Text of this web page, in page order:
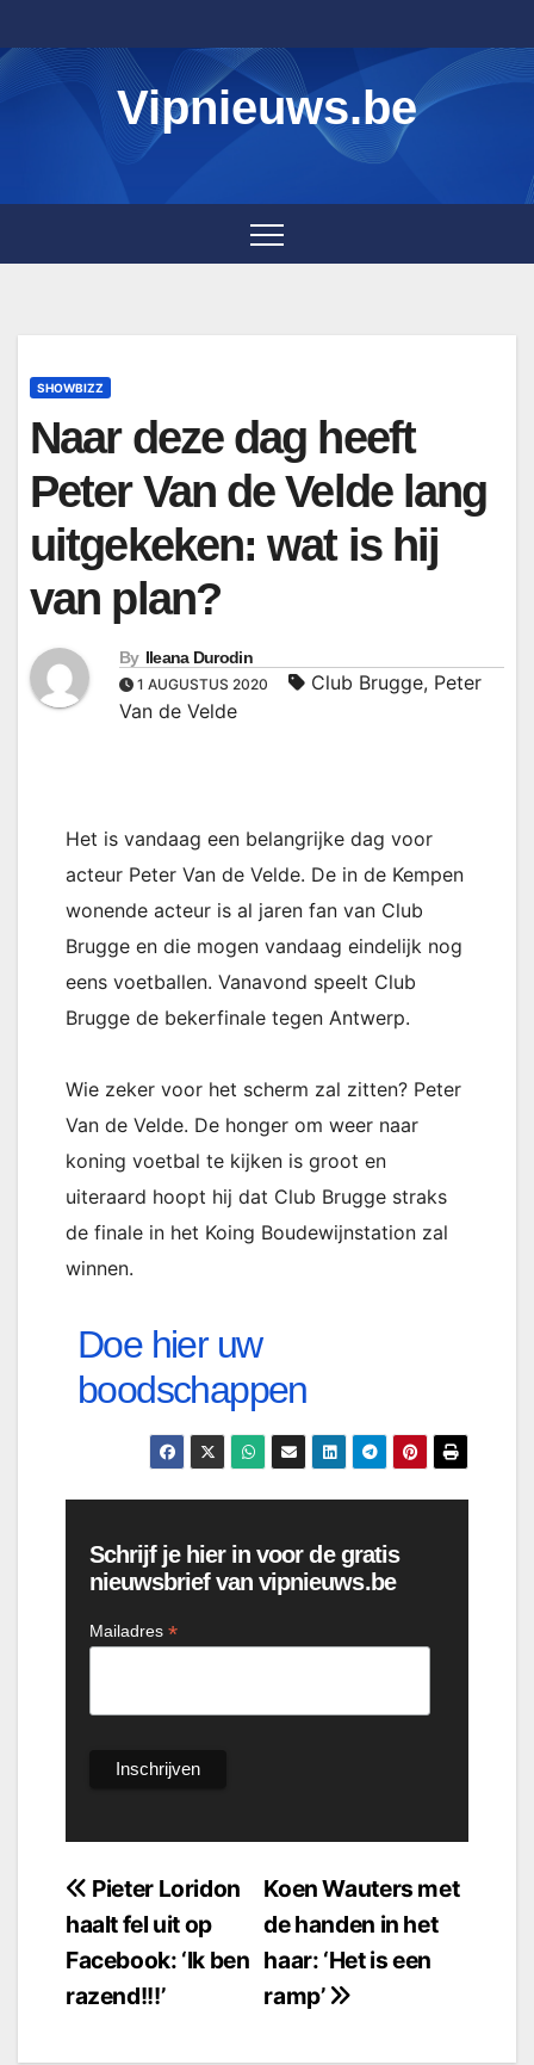
to
content
Vipnieuws.be
SHOWBIZZ
Naar deze dag heeft
Peter Van de Velde lang
uitgekeken: wat is hij
van plan?
By Ileana Durodin
1 AUGUSTUS 2020 Club Brugge, Peter
Van de Velde
Het is vandaag een belangrijke dag voor
acteur Peter Van de Velde. De in de Kempen
wonende acteur is al jaren fan van Club
Brugge en die mogen vandaag eindelijk nog
eens voetballen. Vanavond speelt Club
Brugge de bekerfinale tegen Antwerp.
Wie zeker voor het scherm zal zitten? Peter
Van de Velde. De honger om weer naar
koning voetbal te kijken is groot en
uiteraard hoopt hij dat Club Brugge straks
de finale in het Koing Boudewijnstation zal
winnen.
Doe hier uw
boodschappen
Schrijf je hier in voor de gratis
nieuwsbrief van vipnieuws.be
Mailadres *
Bericht
navigatie
Koen Wauters met
de handen in het
haar: ‘Het is een
ramp’
Pieter Loridon
haalt fel uit op
Facebook: ‘Ik ben
razend!!!’